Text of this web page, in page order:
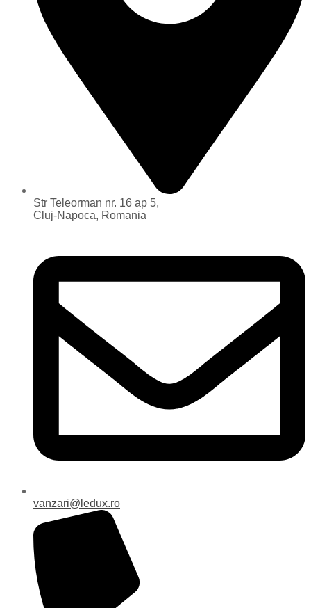
Str Teleorman nr. 16 ap 5,
Cluj-Napoca, Romania
vanzari@ledux.ro